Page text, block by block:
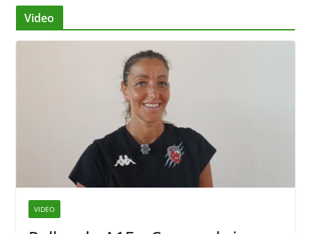
Video
VIDEO